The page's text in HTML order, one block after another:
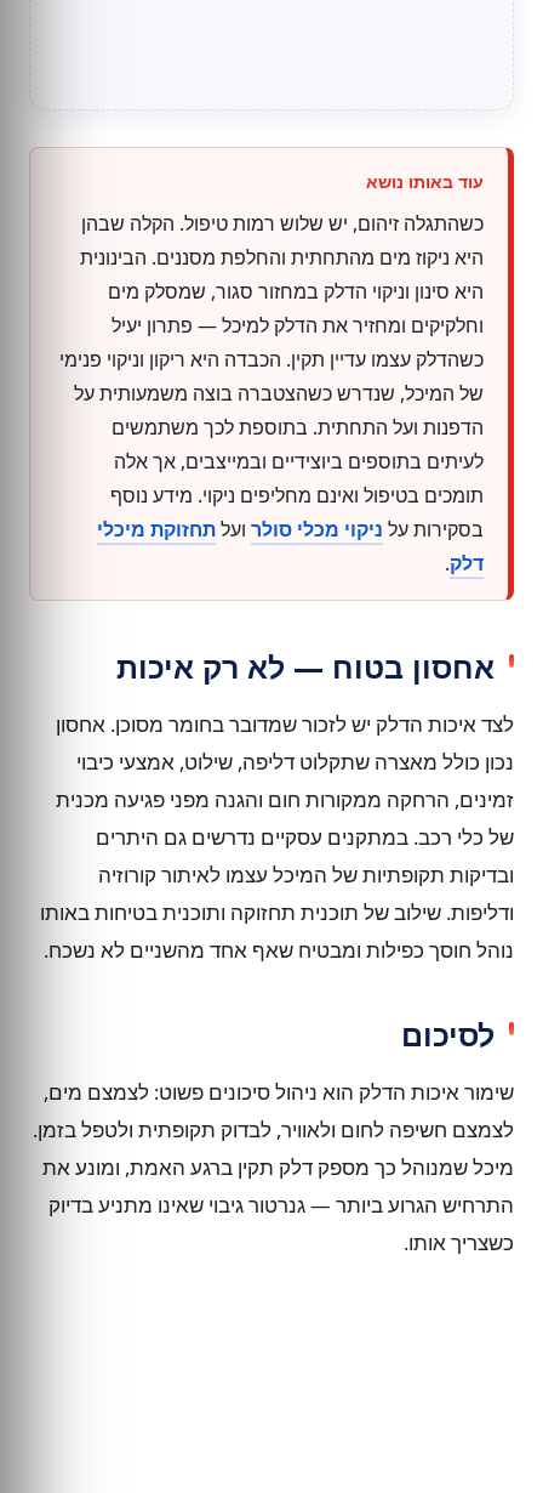
כשהתגלה זיהום, יש שלוש רמות טיפול. הקלה שבהן
היא ניקוז מים מהתחתית והחלפת מסננים. הבינונית
היא סינון וניקוי הדלק במחזור סגור, שמסלק מים
וחלקיקים ומחזיר את הדלק למיכל — פתרון יעיל
כשהדלק עצמו עדיין תקין. הכבדה היא ריקון וניקוי פנימי
של המיכל, שנדרש כשהצטברה בוצה משמעותית על
הדפנות ועל התחתית. בתוספת לכך משתמשים
לעיתים בתוספים ביוצידיים ובמייצבים, אך אלה
תומכים בטיפול ואינם מחליפים ניקוי. מידע נוסף
בסקירות על ניקוי מכלי סולר ועלתחזוקת מיכלי
דלק.
אחסון בטוח — לא רק איכות
לצד איכות הדלק יש לזכור שמדובר בחומר מסוכן. אחסון
נכון כולל מאצרה שתקלוט דליפה, שילוט, אמצעי כיבוי
זמינים, הרחקה ממקורות חום והגנה מפני פגיעה מכנית
של כלי רכב. במתקנים עסקיים נדרשים גם היתרים
ובדיקות תקופתיות של המיכל עצמו לאיתור קורוזיה
ודליפות. שילוב של תוכנית תחזוקה ותוכנית בטיחות באותו
נוהל חוסך כפילות ומבטיח שאף אחד מהשניים לא נשכח.
לסיכום
שימור איכות הדלק הוא ניהול סיכונים פשוט: לצמצם מים,
לצמצם חשיפה לחום ולאוויר, לבדוק תקופתית ולטפל בזמן.
מיכל שמנוהל כך מספק דלק תקין ברגע האמת, ומונע את
התרחיש הגרוע ביותר — גנרטור גיבוי שאינו מתניע בדיוק
כשצריך אותו.